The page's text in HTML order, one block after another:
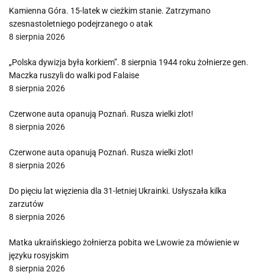
Kamienna Góra. 15-latek w cieżkim stanie. Zatrzymano
szesnastoletniego podejrzanego o atak
8 sierpnia 2026
„Polska dywizja była korkiem”. 8 sierpnia 1944 roku żołnierze gen.
Maczka ruszyli do walki pod Falaise
8 sierpnia 2026
Czerwone auta opanują Poznań. Rusza wielki zlot!
8 sierpnia 2026
Czerwone auta opanują Poznań. Rusza wielki zlot!
8 sierpnia 2026
Do pięciu lat więzienia dla 31-letniej Ukrainki. Usłyszała kilka
zarzutów
8 sierpnia 2026
Matka ukraińskiego żołnierza pobita we Lwowie za mówienie w
języku rosyjskim
8 sierpnia 2026